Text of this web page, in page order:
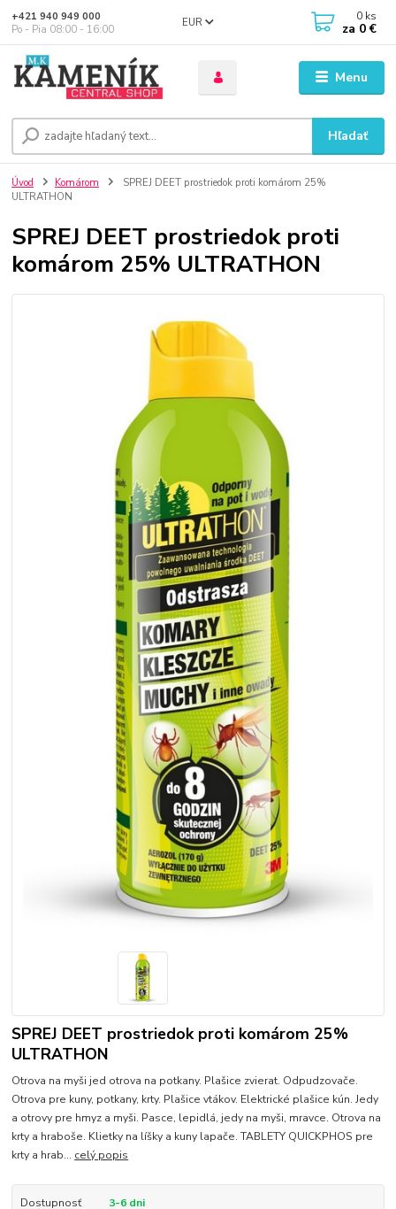
Menu
EUR
Hľadať
+421 940 949 000
Po - Pia 08:00 - 16:00
0 ks
za 0 €
Úvod Komárom
SPREJ DEET prostriedok proti komárom 25%
ULTRATHON
SPREJ DEET prostriedok proti
komárom 25% ULTRATHON
SPREJ DEET prostriedok proti komárom 25%
ULTRATHON
Otrova na myši jed otrova na potkany. Plašice zvierat. Odpudzovače.
Otrova pre kuny, potkany, krty. Plašice vtákov. Elektrické plašice kún. Jedy
a otrovy pre hmyz a myši. Pasce, lepidlá, jedy na myši, mravce. Otrova na
krty a hraboše. Klietky na líšky a kuny lapače. TABLETY QUICKPHOS pre
krty a hrab... celý popis
Dostupnosť 3-6 dni